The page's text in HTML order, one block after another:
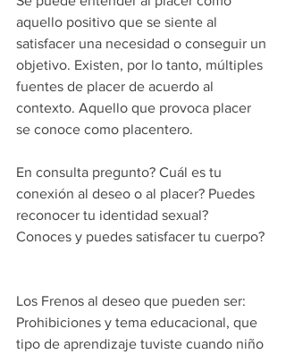
aquello positivo que se siente al
satisfacer una necesidad o conseguir un
objetivo. Existen, por lo tanto, múltiples
fuentes de placer de acuerdo al
contexto. Aquello que provoca placer
se conoce como placentero.
En consulta pregunto? Cuál es tu
conexión al deseo o al placer? Puedes
reconocer tu identidad sexual?
Conoces y puedes satisfacer tu cuerpo?
Los Frenos al deseo que pueden ser:
Prohibiciones y tema educacional, que
tipo de aprendizaje tuviste cuando niño